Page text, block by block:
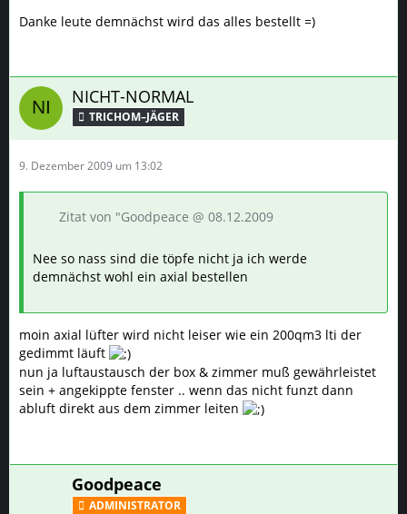
Danke leute demnächst wird das alles bestellt =)
NICHT-NORMAL
TRICHOM–JÄGER
9. Dezember 2009 um 13:02
Zitat von "Goodpeace @ 08.12.2009
Nee so nass sind die töpfe nicht ja ich werde
demnächst wohl ein axial bestellen
moin axial lüfter wird nicht leiser wie ein 200qm3 lti der
gedimmt läuft
nun ja luftaustausch der box & zimmer muß gewährleistet
sein + angekippte fenster .. wenn das nicht funzt dann
abluft direkt aus dem zimmer leiten
Goodpeace
ADMINISTRATOR